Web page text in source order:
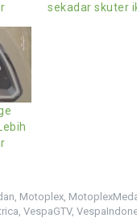
sekadar skuter
Motoplex
VespaGTV,